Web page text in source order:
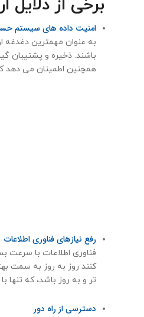
برخی از دلایل
امنیت داده های سیستم
به عنوان مهمترین دغدغه
باشند. ذخیره و پشتیبان
همچنین اطمینان می دهد
رفع نیازهای فناوری اطلاعات
فناوری اطلاعات با سرعت
کنند روز به روز به سمت
تر و به روز باشد، که تنها
دسترسی از راه دور